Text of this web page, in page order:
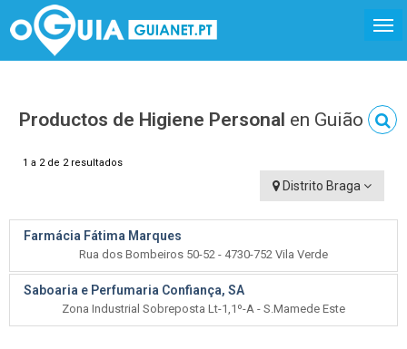
Productos de Higiene Personal en Guião
1 a 2 de 2 resultados
Distrito Braga
Farmácia Fátima Marques
Rua dos Bombeiros 50-52 - 4730-752 Vila Verde
Saboaria e Perfumaria Confiança, SA
Zona Industrial Sobreposta Lt-1,1º-A - S.Mamede Este